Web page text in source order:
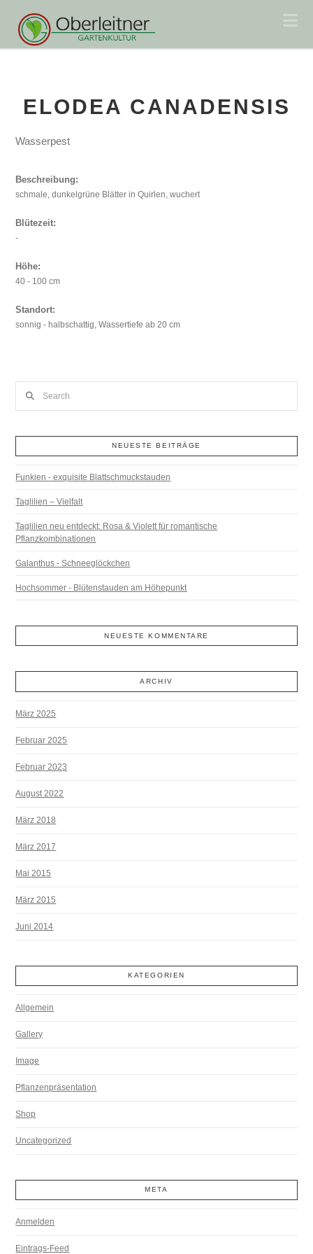
ELODEA CANADENSIS
Wasserpest
Beschreibung:
schmale, dunkelgrüne Blätter in Quirlen, wuchert
Blütezeit:
-
Höhe:
40 - 100 cm
Standort:
sonnig - halbschattig, Wassertiefe ab 20 cm
NEUESTE BEITRÄGE
Funkien - exquisite Blattschmuckstauden
Taglilien – Vielfalt
Taglilien neu entdeckt: Rosa & Violett für romantische
Pflanzkombinationen
Galanthus - Schneeglöckchen
Hochsommer - Blütenstauden am Höhepunkt
NEUESTE KOMMENTARE
ARCHIV
März 2025
Februar 2025
Februar 2023
August 2022
März 2018
März 2017
Mai 2015
März 2015
Juni 2014
KATEGORIEN
Allgemein
Gallery
Image
Pflanzenpräsentation
Shop
Uncategorized
META
Anmelden
Eintrags-Feed